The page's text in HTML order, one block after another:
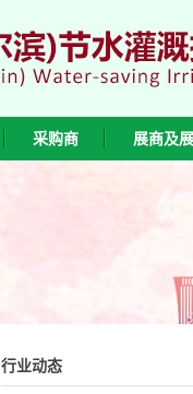
采购商 展商及
行业动态